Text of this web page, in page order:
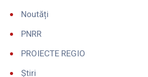
Noutăți
PNRR
PROIECTE REGIO
Știri